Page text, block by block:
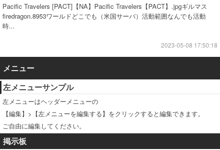
Pacific Travelers [PACT]【NA】Pacific Travelers【PACT】.jpgギルマス
firedragon.8953ワールドどこでも（米国サーバ）活動範囲なんでも活動
時...
2023-05-08 17:50:18
メニュー
左メニューサンプル
左メニューはヘッダーメニューの
【編集】>【左メニューを編集する】をクリックすると編集できます。
ご自由に編集してください。
掲示板